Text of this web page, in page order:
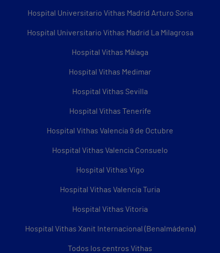
Hospital Universitario Vithas Madrid Arturo Soria
Hospital Universitario Vithas Madrid La Milagrosa
Hospital Vithas Málaga
Hospital Vithas Medimar
Hospital Vithas Sevilla
Hospital Vithas Tenerife
Hospital Vithas Valencia 9 de Octubre
Hospital Vithas Valencia Consuelo
Hospital Vithas Vigo
Hospital Vithas Valencia Turia
Hospital Vithas Vitoria
Hospital Vithas Xanit Internacional (Benalmádena)
Todos los centros Vithas